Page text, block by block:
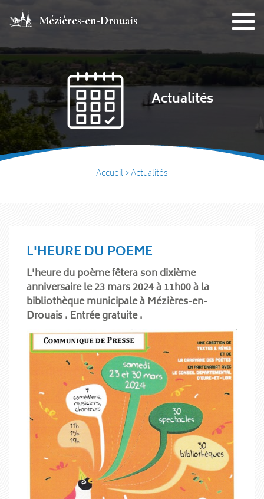
Actualités
Accueil>Actualités
L'HEURE DU POEME
L'heure du poème fêtera son dixième
anniversaire le 23 mars 2024 à 11h00 à la
bibliothèque municipale à Mézières-en-
Drouais . Entrée gratuite .